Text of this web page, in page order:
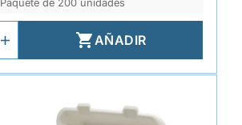
Paquete de 200 unidades
AÑADIR